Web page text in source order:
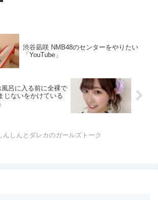
渋谷凪咲 NMB48のセンターをやりたい
「YouTube」
呂に入る前に全裸で
じないをかけている
んしんとダレカのガールズトーク